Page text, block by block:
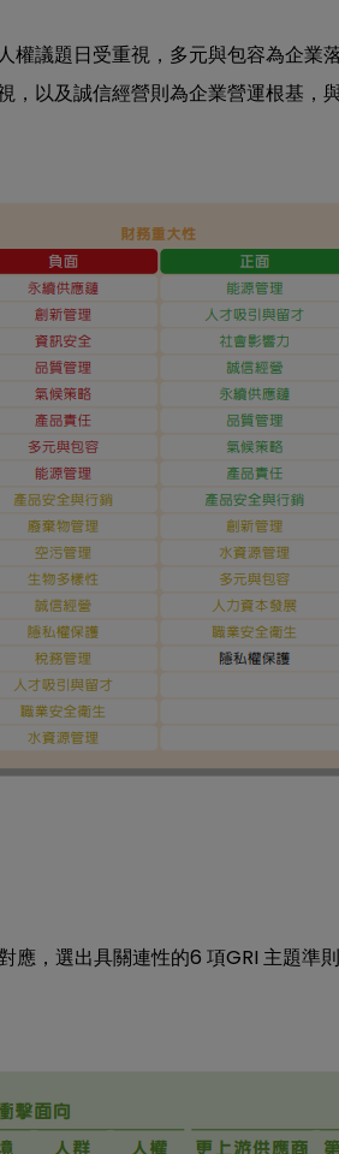
權議題日受重視，多元與包容為企
，以及誠信經營則為企業營運根基
應，選出具關連性的6 項GRI 主題準